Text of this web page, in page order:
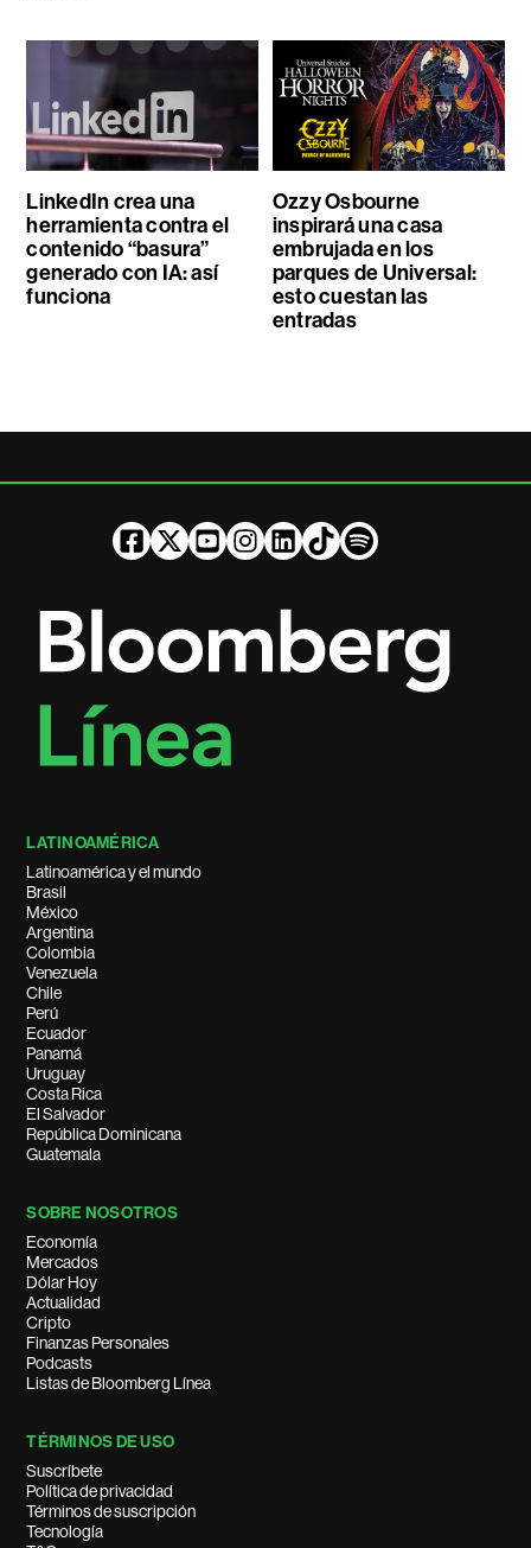
LinkedIn crea una
herramienta contra el
contenido “basura”
generado con IA: así
funciona
Ozzy Osbourne
inspirará una casa
embrujada en los
parques de Universal:
esto cuestan las
entradas
LATINOAMÉRICA
Latinoamérica y el mundo
Brasil
México
Argentina
Colombia
Venezuela
Chile
Perú
Ecuador
Panamá
Uruguay
Costa Rica
El Salvador
República Dominicana
Guatemala
SOBRE NOSOTROS
Economía
Mercados
Dólar Hoy
Actualidad
Cripto
Finanzas Personales
Podcasts
Listas de Bloomberg Línea
TÉRMINOS DE USO
Suscríbete
Política de privacidad
Términos de suscripción
Tecnología